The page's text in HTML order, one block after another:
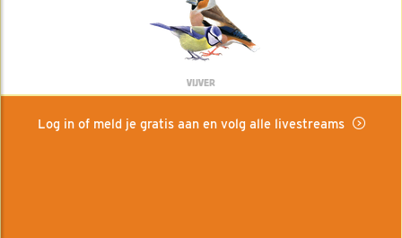
VIJVER
Log in of meld je gratis aan en volg alle livestreams